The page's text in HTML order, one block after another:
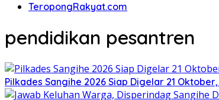
TeropongRakyat.com
pendidikan pesantren
Pilkades Sangihe 2026 Siap Digelar 21